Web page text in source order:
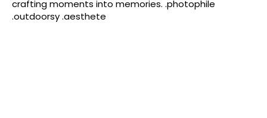
crafting moments into memories. .photophile
.outdoorsy .aesthete